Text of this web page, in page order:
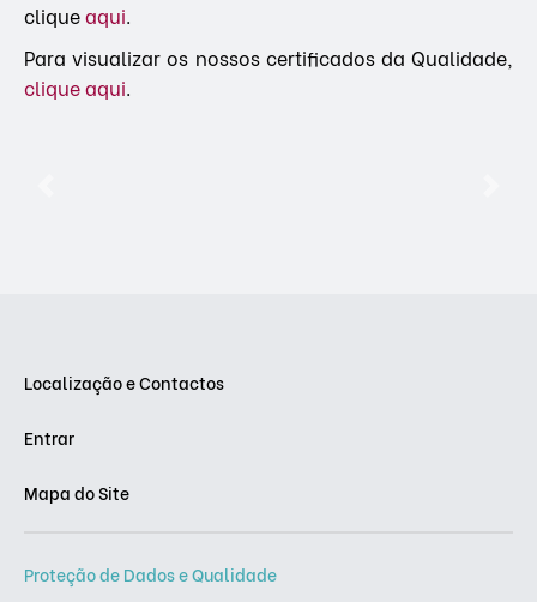
cliqueaqui.
Para visualizar os nossos certificados da Qualidade,
clique aqui.
Localização e Contactos
Entrar
Mapa do Site
Proteção de Dados e Qualidade